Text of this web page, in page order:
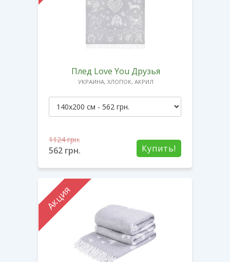
Плед Love You Друзья
УКРАИНА, ХЛОПОК, АКРИЛ
Купить!
1124грн.
562 грн.
Акция